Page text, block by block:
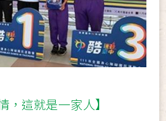
，這就是一家人】